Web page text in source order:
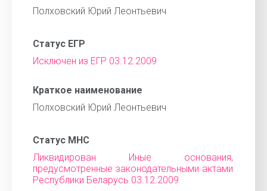
Полховский Юрий Леонтьевич
Статус ЕГР
Исключен из ЕГР 03.12.2009
Краткое наименование
Полховский Юрий Леонтьевич
Статус МНС
Ликвидирован Иные основания,
предусмотренные законодательными актами
Республики Беларусь 03.12.2009